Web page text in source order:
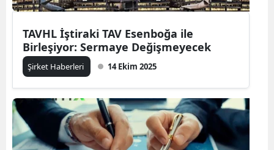
TAVHL İştiraki TAV Esenboğa ile
Birleşiyor: Sermaye Değişmeyecek
Şirket Haberleri 14 Ekim 2025